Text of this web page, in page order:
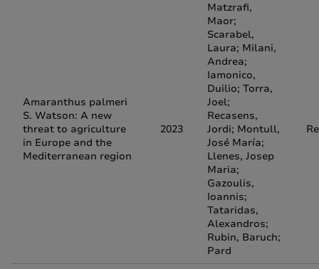
Amaranthus palmeri
S. Watson: A new
threat to agriculture
in Europe and the
Mediterranean region
2023
Matzrafi,
Maor;
Scarabel,
Laura; Milani,
Andrea;
Iamonico,
Duilio; Torra,
Joel;
Recasens,
Jordi; Montull,
José María;
Llenes, Josep
Maria;
Gazoulis,
Ioannis;
Tataridas,
Alexandros;
Rubin, Baruch;
Pard